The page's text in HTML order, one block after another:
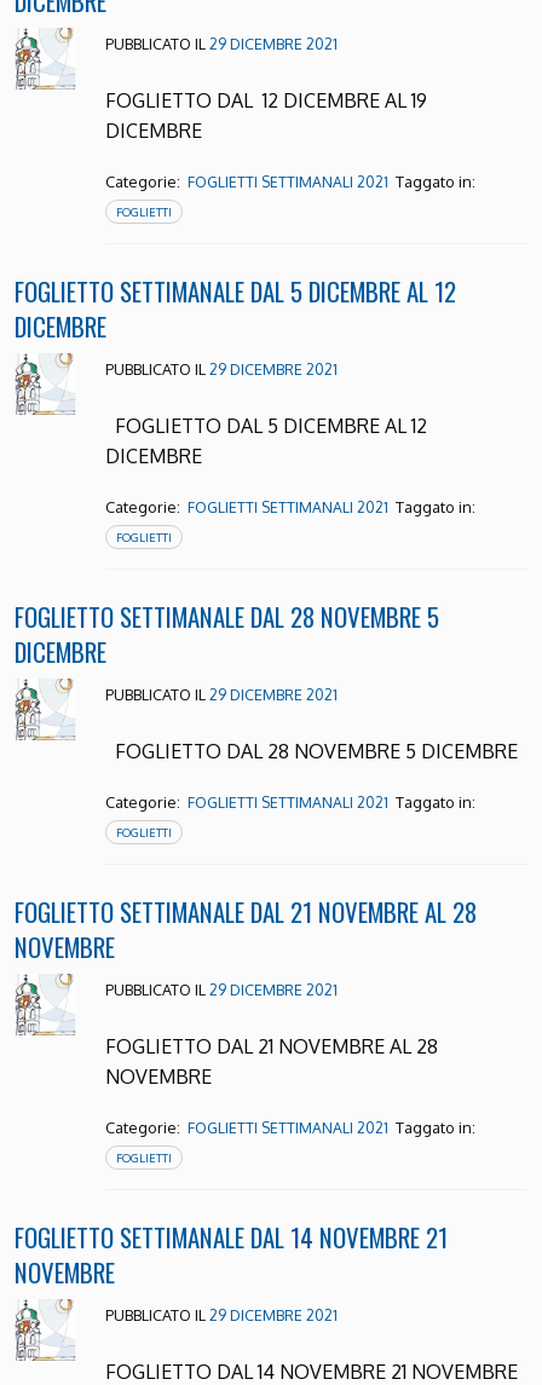
PUBBLICATO IL 29 DICEMBRE 2021
FOGLIETTO DAL 12 DICEMBRE AL 19
DICEMBRE
Categorie: FOGLIETTI SETTIMANALI 2021 Taggato in:
FOGLIETTI
FOGLIETTO SETTIMANALE DAL 5 DICEMBRE AL 12
DICEMBRE
PUBBLICATO IL 29 DICEMBRE 2021
FOGLIETTO DAL 5 DICEMBRE AL 12
DICEMBRE
Categorie: FOGLIETTI SETTIMANALI 2021 Taggato in:
FOGLIETTI
FOGLIETTO SETTIMANALE DAL 28 NOVEMBRE 5
DICEMBRE
PUBBLICATO IL 29 DICEMBRE 2021
FOGLIETTO DAL 28 NOVEMBRE 5 DICEMBRE
Categorie: FOGLIETTI SETTIMANALI 2021 Taggato in:
FOGLIETTI
FOGLIETTO SETTIMANALE DAL 21 NOVEMBRE AL 28
NOVEMBRE
PUBBLICATO IL 29 DICEMBRE 2021
FOGLIETTO DAL 21 NOVEMBRE AL 28
NOVEMBRE
Categorie: FOGLIETTI SETTIMANALI 2021 Taggato in:
FOGLIETTI
FOGLIETTO SETTIMANALE DAL 14 NOVEMBRE 21
NOVEMBRE
PUBBLICATO IL 29 DICEMBRE 2021
FOGLIETTO DAL 14 NOVEMBRE 21 NOVEMBRE